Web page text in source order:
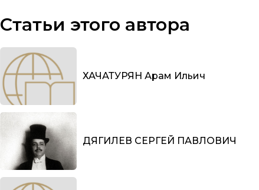
Статьи этого автора
ХАЧАТУРЯН Арам Ильич
ДЯГИЛЕВ СЕРГЕЙ ПАВЛОВИЧ